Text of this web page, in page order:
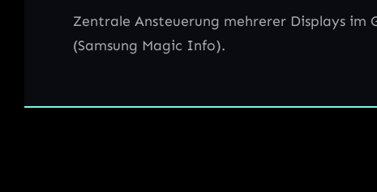
Zentrale Ansteuerung mehrerer Displays im
(Samsung Magic Info).